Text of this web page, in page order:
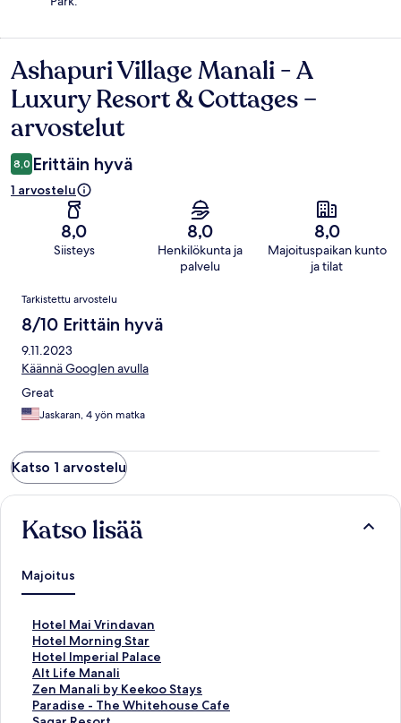
Arvostelut
Ashapuri Village Manali - A
Luxury Resort & Cottages –
arvostelut
8,0 Erittäin hyvä
1 arvostelu
8,0
Siisteys
8,0
Henkilökunta ja
palvelu
8,0
Majoituspaikan kunto
ja tilat
Arvostelut
Tarkistettu arvostelu
8/10 Erittäin hyvä
9.11.2023
Käännä Googlen avulla
Great
Jaskaran, 4 yön matka
Katso 1 arvostelu
Katso lisää
Majoitus
Hotel Mai Vrindavan
K
o
h
t
e
e
Hotel Morning Star
K
o
h
t
e
Hotel Imperial Palace
K
o
h
t
Alt Life Manali
K
o
h
Zen Manali by Keekoo Stays
K
o
Paradise - The Whitehouse Cafe
K